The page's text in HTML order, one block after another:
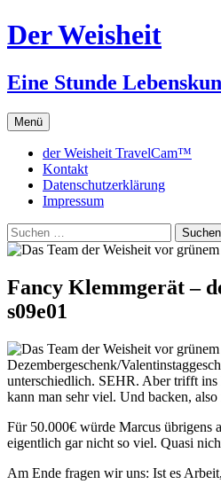
Zum
Inhalt
Der Weisheit
Eine Stunde
Menü
der Weisheit TravelCam™
Kontakt
Datenschutzerklärung
Impressum
Suchen
nach:
Fancy Klemmgerät –
s09e01
Dezembergeschenk/
unterschiedlich. SEHR. Aber trifft
kann man sehr viel. Und backen,
Für 50.000€ würde Marcus übrigens
eigentlich gar nicht so viel. Quasi
Am Ende fragen wir uns: Ist es